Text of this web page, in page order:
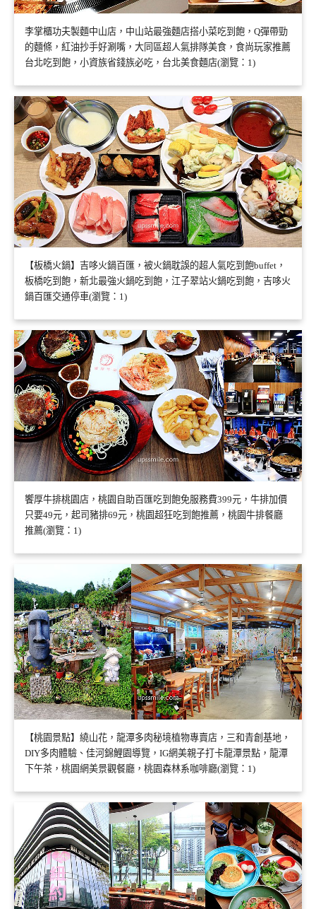
李掌櫃功夫製麵中山店，中山站最強麵店搭小菜吃到飽，Q彈帶勁
的麵條，紅油抄手好涮嘴，大同區超人氣排隊美食，食尚玩家推薦
台北吃到飽，小資族省錢族必吃，台北美食麵店(瀏覽：1)
【板橋火鍋】吉哆火鍋百匯，被火鍋耽誤的超人氣吃到飽buffet，
板橋吃到飽，新北最強火鍋吃到飽，江子翠站火鍋吃到飽，吉哆火
鍋百匯交通停車(瀏覽：1)
饗厚牛排桃園店，桃園自助百匯吃到飽免服務費399元，牛排加價
只要49元，起司豬排69元，桃園超狂吃到飽推薦，桃園牛排餐廳
推薦(瀏覽：1)
【桃園景點】繞山花，龍潭多肉秘境植物專賣店，三和青創基地，
DIY多肉體驗、佳河錦鯉園導覽，IG網美親子打卡龍潭景點，龍潭
下午茶，桃園網美景觀餐廳，桃園森林系咖啡廳(瀏覽：1)